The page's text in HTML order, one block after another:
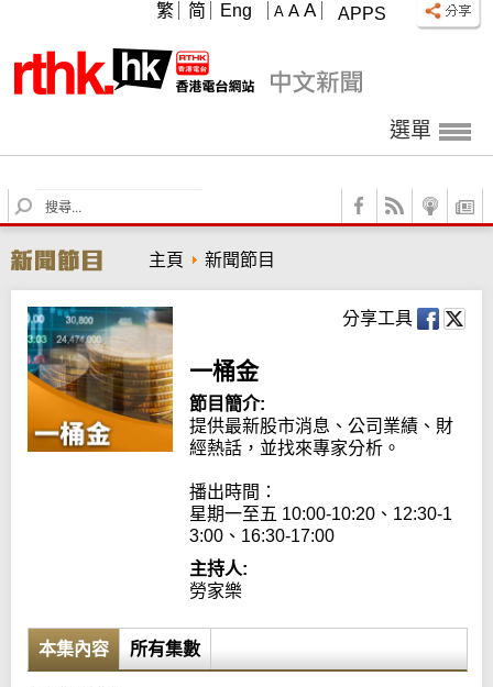
APPS
A A A
繁 简 Eng
選單
S
e
r
c
h
主頁 新聞節目
分享工具
一桶金
節目簡介:
提供最新股市消息、公司業績、財
經熱話，並找來專家分析。
播出時間：
星期一至五 10:00-10:20、12:30-1
3:00、16:30-17:00
主持人:
勞家樂
本集內容 所有集數